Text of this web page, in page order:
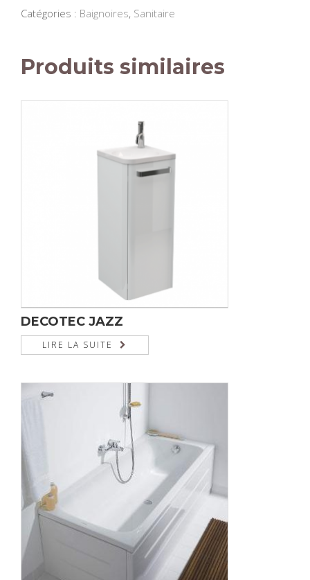
Catégories : Baignoires, Sanitaire
Produits similaires
DECOTEC JAZZ
LIRE LA SUITE